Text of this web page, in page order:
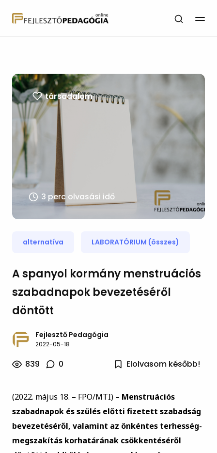
társadalom
3 perc olvasási idő
alternatíva LABORATÓRIUM (összes)
A spanyol kormány menstruációs
szabadnapok bevezetéséről
döntött
Fejlesztő Pedagógia
2022-05-18
839 0 Elolvasom később!
(2022. május 18. – FPO/MTI) – Menstruációs
szabadnapok és szülés előtti fizetett szabadság
bevezetéséről, valamint az önkéntes terhesség-
megszakítás korhatárának csökkentéséről